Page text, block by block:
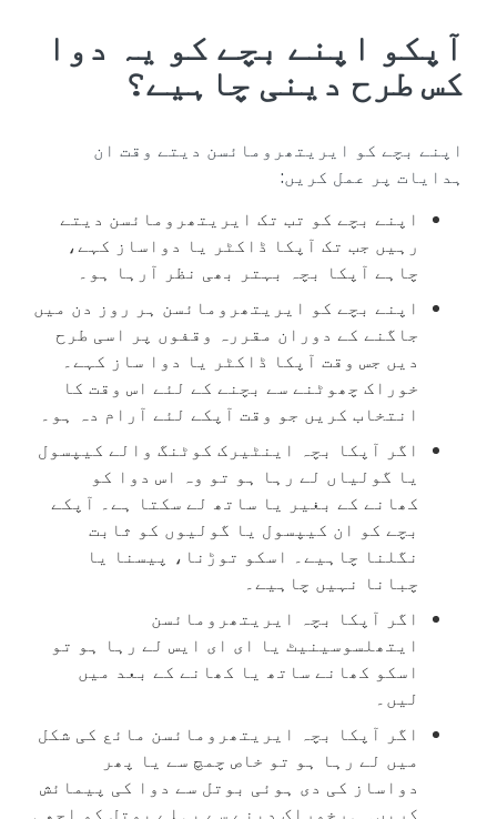
آپکو اپنے بچے کو یہ دوا
کس طرح دینی چاہیے؟
اپنے بچے کو ایریتھرومائسن دیتے وقت ان
ہدایات پر عمل کریں:
اپنے بچے کو تب تک ایریتھرومائسن دیتے
رہیں جب تک آپکا ڈاکٹر یا دواساز کہے،
چاہے آپکا بچہ بہتر بھی نظر آرہا ہو۔
اپنے بچے کو ایریتھرومائسن ہر روز دن میں
جاگنے کے دوران مقررہ وقفوں پر اسی طرح
دیں جس وقت آپکا ڈاکٹر یا دوا ساز کہے۔
خوراک چھوٹنے سے بچنے کے لئے اس وقت کا
انتخاب کریں جو وقت آپکے لئے آرام دہ ہو۔
اگر آپکا بچہ اینٹیرک کوٹنگ والے کیپسول
یا گولیاں لے رہا ہو تو وہ اس دوا کو
کھانے کے بغیر یا ساتھ لے سکتا ہے۔ آپکے
بچے کو ان کیپسول یا گولیوں کو ثابت
نگلنا چاہیے۔ اسکو توڑنا، پیسنا یا
چبانا نہیں چاہیے۔
اگر آپکا بچہ ایریتھرومائسن
ایتھلسوسینیٹ یا ای ای ایس لے رہا ہو تو
اسکو کھانے ساتھ یا کھانے کے بعد میں
لیں۔
اگر آپکا بچہ ایریتھرومائسن مائع کی شکل
میں لے رہا ہو تو خاص چمچ سے یا پھر
دواساز کی دی ہوئی بوتل سے دوا کی پیمائش
کریں۔ ہرخوراک دینے سے پہلے بوتل کو اچھی